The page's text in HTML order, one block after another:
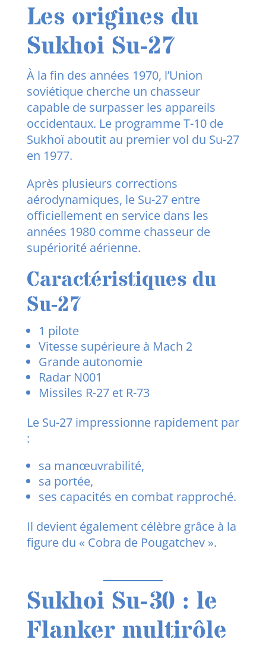
Les origines du
Sukhoi Su-27
À la fin des années 1970, l’Union
soviétique cherche un chasseur
capable de surpasser les appareils
occidentaux. Le programme T-10 de
Sukhoï aboutit au premier vol du Su-27
en 1977.
Après plusieurs corrections
aérodynamiques, le Su-27 entre
officiellement en service dans les
années 1980 comme chasseur de
supériorité aérienne.
Caractéristiques du
Su-27
1 pilote
Vitesse supérieure à Mach 2
Grande autonomie
Radar N001
Missiles R-27 et R-73
Le Su-27 impressionne rapidement par
:
sa manœuvrabilité,
sa portée,
ses capacités en combat rapproché.
Il devient également célèbre grâce à la
figure du « Cobra de Pougatchev ».
Sukhoi Su-30 : le
Flanker multirôle